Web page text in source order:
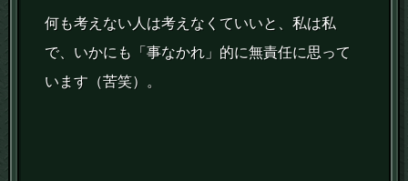
何も考えない人は考えなくていいと、私は私
で、いかにも「事なかれ」的に無責任に思って
います（苦笑）。